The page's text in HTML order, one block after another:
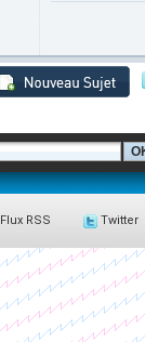
Flux RSS Twitter